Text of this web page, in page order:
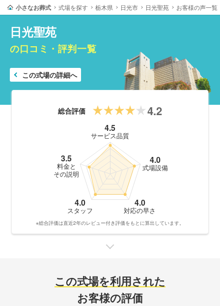
小さなお葬式 式場を探す 栃木県 日光市 日光聖苑 お客様の声一覧
日光聖苑
の口コミ・評判一覧
この式場の詳細へ
総合評価 4.2
4.5
サービス品質
4.0
式場設備
4.0
対応の早さ
4.0
スタッフ
3.5
料金と
その説明
※総合評価は直近2年のレビュー付き評価をもとに算出しています。
この式場を利用された
お客様の評価